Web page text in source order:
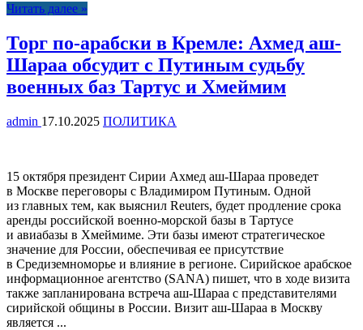
Читать далее »
Торг по-арабски в Кремле: Ахмед аш-
Шараа обсудит с Путиным судьбу
военных баз Тартус и Хмеймим
admin 17.10.2025 ПОЛИТИКА
15 октября президент Сирии Ахмед аш-Шараа проведет
в Москве переговоры с Владимиром Путиным. Одной
из главных тем, как выяснил Reuters, будет продление срока
аренды российской военно-морской базы в Тартусе
и авиабазы в Хмеймиме. Эти базы имеют стратегическое
значение для России, обеспечивая ее присутствие
в Средиземноморье и влияние в регионе. Сирийское арабское
информационное агентство (SANA) пишет, что в ходе визита
также запланирована встреча аш-Шараа с представителями
сирийской общины в России. Визит аш-Шараа в Москву
является ...